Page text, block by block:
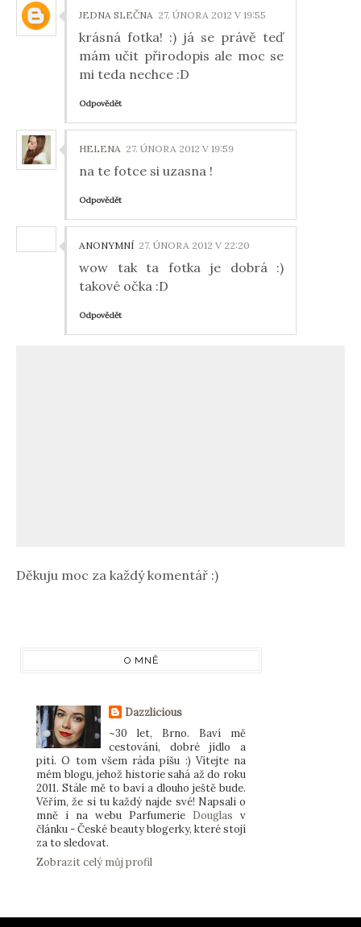
JEDNA SLEČNA 27. ÚNORA 2012 V 19:55
krásná fotka! :) já se právě teď
mám učit přirodopis ale moc se
mi teda nechce :D
Odpovědět
HELENA 27. ÚNORA 2012 V 19:59
na te fotce si uzasna !
Odpovědět
ANONYMNÍ 27. ÚNORA 2012 V 22:20
wow tak ta fotka je dobrá :)
takové očka :D
Odpovědět
Děkuju moc za každý komentář :)
O MNĚ
Dazzlicious
~30 let, Brno. Baví mě
cestování, dobré jídlo a
pití. O tom všem ráda píšu :) Vítejte na
mém blogu, jehož historie sahá až do roku
2011. Stále mě to baví a dlouho ještě bude.
Věřím, že si tu každý najde své! Napsali o
mně i na webu Parfumerie Douglas v
článku - České beauty blogerky, které stojí
za to sledovat.
Zobrazit celý můj profil